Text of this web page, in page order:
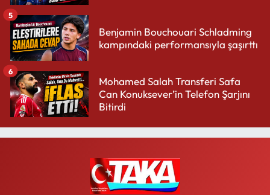
Benjamin Bouchouari Schladming
kampındaki performansıyla şaşırttı
5
Mohamed Salah Transferi Safa
Can Konuksever’in Telefon Şarjını
Bitirdi
6